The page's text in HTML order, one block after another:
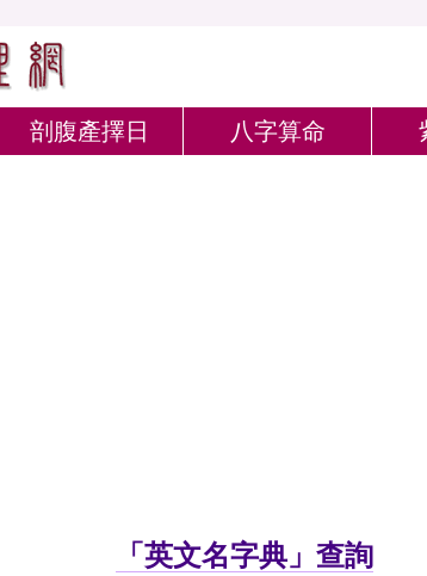
剖腹產擇日 八字算命
「英文名字典」查詢